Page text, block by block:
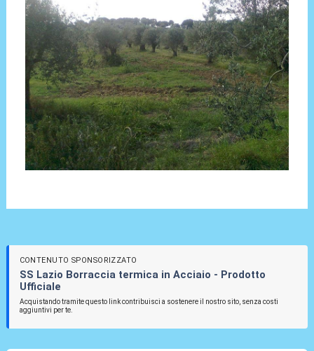
CONTENUTO SPONSORIZZATO
SS Lazio Borraccia termica in Acciaio - Prodotto
Ufficiale
Acquistando tramite questo link contribuisci a sostenere il nostro sito, senza costi
aggiuntivi per te.